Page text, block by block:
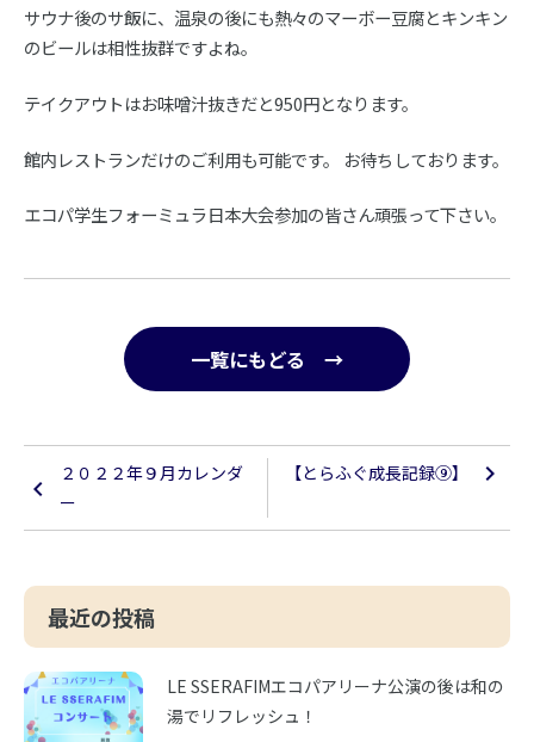
サウナ後のサ飯に、温泉の後にも熱々のマーボー豆腐とキンキン
のビールは相性抜群ですよね。
テイクアウトはお味噌汁抜きだと950円となります。
館内レストランだけのご利用も可能です。 お待ちしております。
エコパ学生フォーミュラ日本大会参加の皆さん頑張って下さい。
一覧にもどる →
２０２２年９月カレンダ
ー
【とらふぐ成長記録⑨】
最近の投稿
LE SSERAFIMエコパアリーナ公演の後は和の
湯でリフレッシュ！